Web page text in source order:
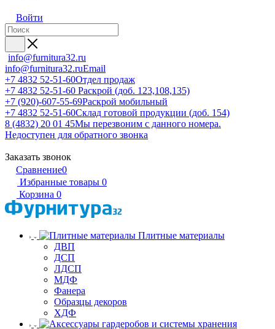
Войти
info@furnitura32.ru
info@furnitura32.ruEmail
+7 4832 52-51-60Отдел продаж
+7 4832 52-51-60 Раскрой (доб. 123,108,135)
+7 (920)-607-55-69Раскрой мобильный
+7 4832 52-51-60Склад готовой продукции (доб. 154)
8 (4832) 20 01 45Мы перезвоним с данного номера.
Недоступен для обратного звонка
Заказать звонок
Сравнение0
Избранные товары 0
Корзина 0
Плитные материалы
ДВП
ДСП
ЛДСП
МДФ
Фанера
Образцы декоров
ХДФ